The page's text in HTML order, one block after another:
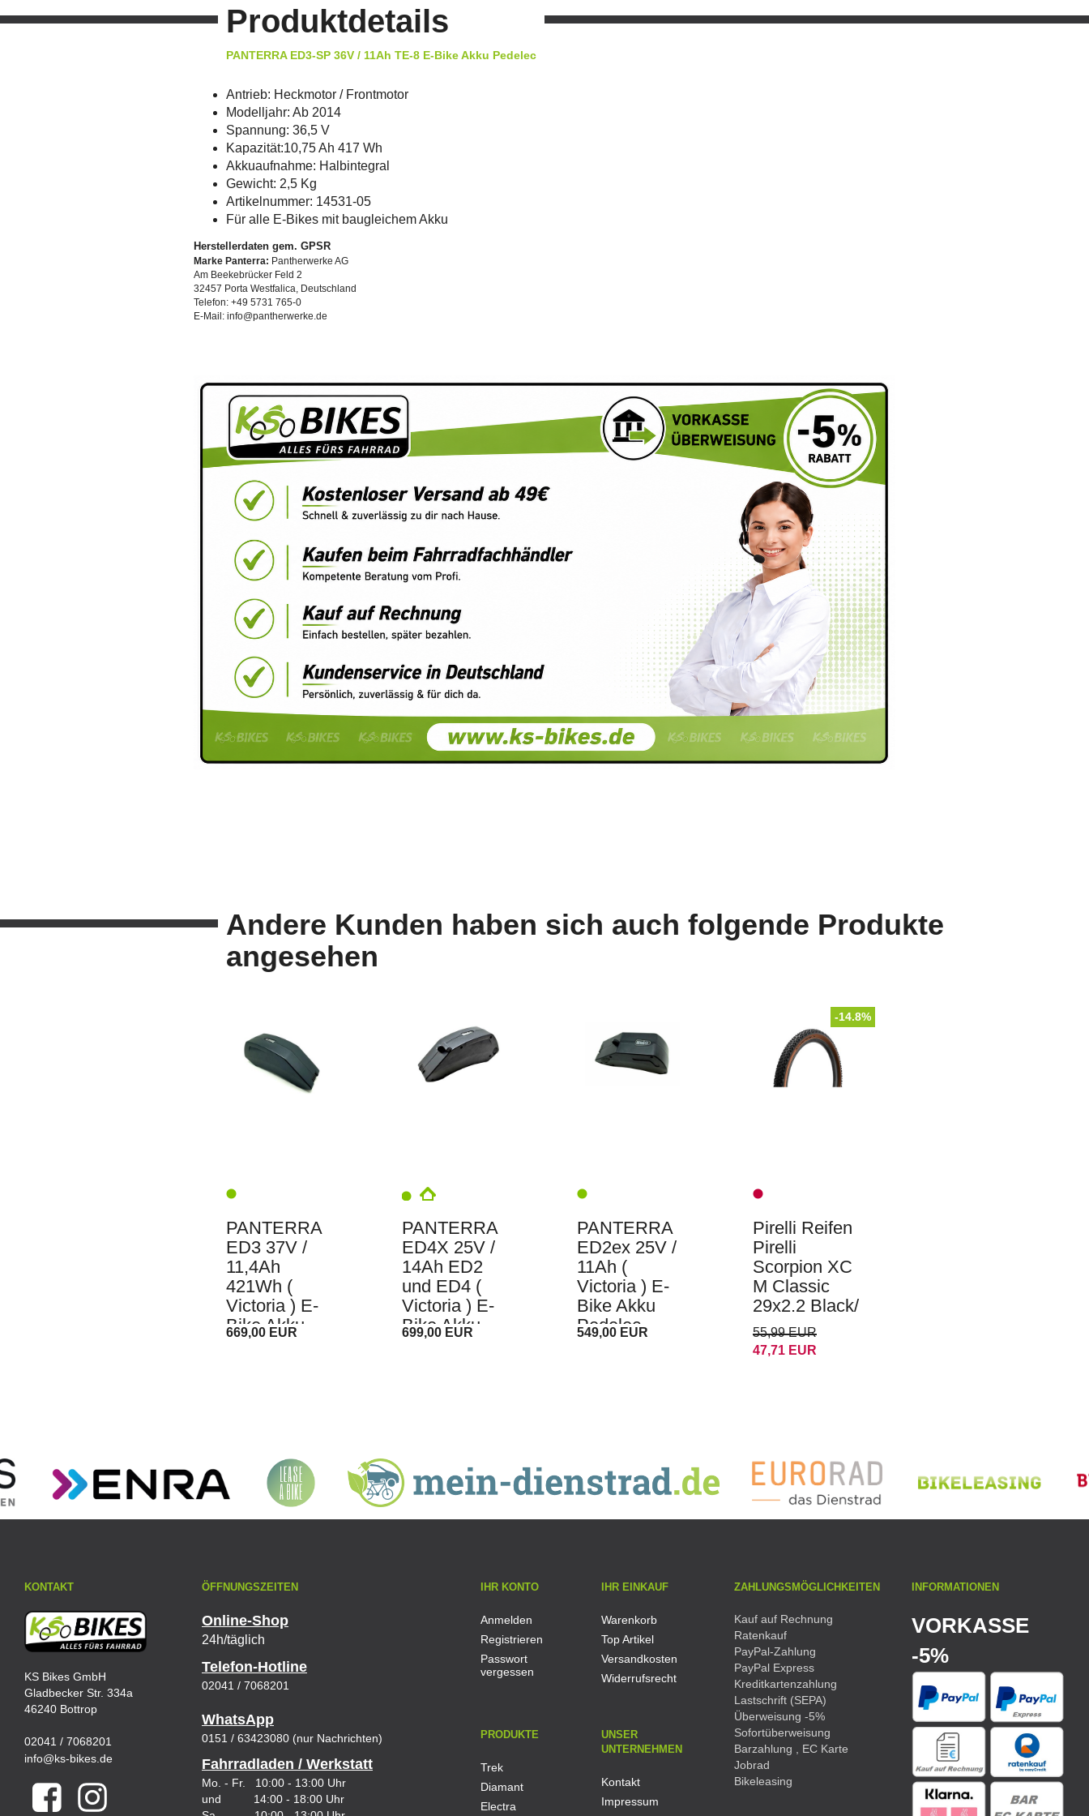
Produktdetails
PANTERRA ED3-SP 36V / 11Ah TE-8 E-Bike Akku Pedelec
Antrieb: Heckmotor / Frontmotor
Modelljahr: Ab 2014
Spannung: 36,5 V
Kapazität:10,75 Ah 417 Wh
Akkuaufnahme: Halbintegral
Gewicht: 2,5 Kg
Artikelnummer: 14531-05
Für alle E-Bikes mit baugleichem Akku
Herstellerdaten gem. GPSR
Marke Panterra: Pantherwerke AG
Am Beekebrücker Feld 2
32457 Porta Westfalica, Deutschland
Telefon: +49 5731 765-0
E-Mail: info@pantherwerke.de
Andere Kunden haben sich auch folgende Produkte
angesehen
PANTERRA
ED3 37V /
11,4Ah
421Wh (
Victoria ) E-
Bike Akku
Pedelec
669,00 EUR
PANTERRA
ED4X 25V /
14Ah ED2
und ED4 (
Victoria ) E-
Bike Akku
Pedelec
699,00 EUR
PANTERRA
ED2ex 25V /
11Ah (
Victoria ) E-
Bike Akku
Pedelec
549,00 EUR
-14.8%
Pirelli Reifen
Pirelli
Scorpion XC
M Classic
29x2.2 Black/
55,99 EUR
47,71 EUR
KONTAKT
KS Bikes GmbH
Gladbecker Str. 334a
46240 Bottrop
02041 / 7068201
info@ks-bikes.de
ÖFFNUNGSZEITEN
Online-Shop
24h/täglich
Telefon-Hotline
02041 / 7068201
WhatsApp
0151 / 63423080 (nur Nachrichten)
Fahrradladen / Werkstatt
Mo. - Fr. 10:00 - 13:00 Uhr
und 14:00 - 18:00 Uhr
IHR KONTO
Anmelden
Registrieren
Passwort
vergessen
IHR EINKAUF
Warenkorb
Top Artikel
Versandkosten
Widerrufsrecht
PRODUKTE
Trek
Diamant
Electra
UNSER
UNTERNEHMEN
Kontakt
Impressum
ZAHLUNGSMÖGLICHKEITEN
Kauf auf Rechnung
Ratenkauf
PayPal-Zahlung
PayPal Express
Kreditkartenzahlung
Lastschrift (SEPA)
Überweisung -5%
Sofortüberweisung
Barzahlung , EC Karte
Jobrad
Bikeleasing
INFORMATIONEN
VORKASSE
-5%